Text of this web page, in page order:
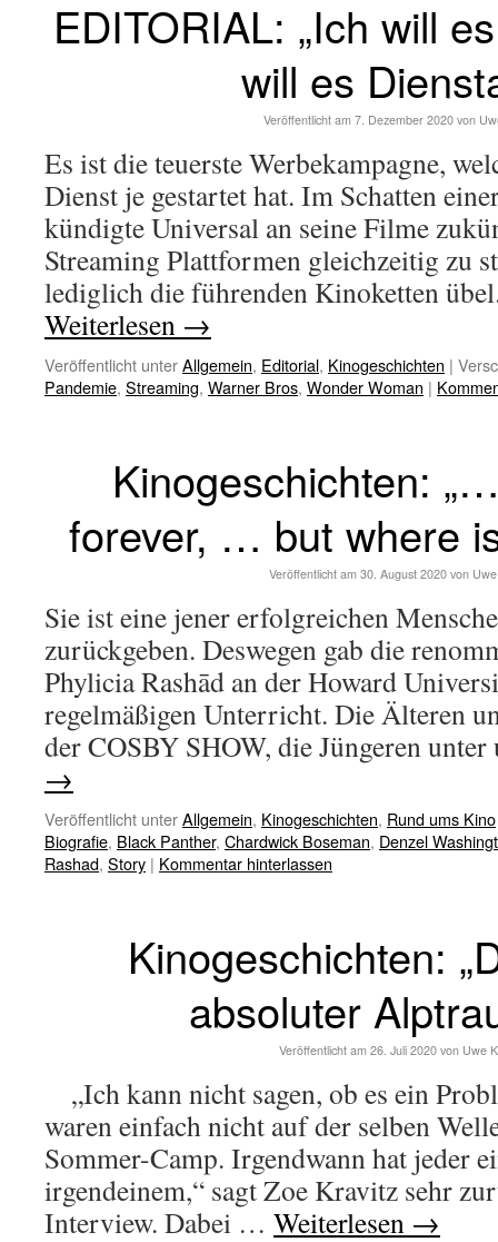
EDITORIAL: „Ich will
will es
Veröffentlicht am 7. Dezember 2020 von
Es ist die teuerste Werbekampagne,
Dienst je gestartet hat. Im Schatten
kündigte Universal an seine Filme
Streaming Plattformen gleichzeitig zu
lediglich die führenden Kinoketten
Weiterlesen →
Veröffentlicht unterAllgemein, Editorial, Kinogeschichten |
Pandemie, Streaming, Warner Bros, Wonder Woman |
Kinogeschichten:
forever, … but where
Veröffentlicht am 30. August 2020 von
Sie ist eine jener erfolgreichen
zurückgeben. Deswegen gab die
Phylicia Rashād an der Howard
regelmäßigen Unterricht. Die Älteren
der COSBY SHOW, die Jüngeren
→
Veröffentlicht unterAllgemein, Kinogeschichten, Rund ums Kino
Biografie, Black Panther, Chardwick Boseman, Denzel
Rashad, Story | Kommentar hinterlassen
Kinogeschichten:
absoluter
Veröffentlicht am 26. Juli 2020 von Uwe
„Ich kann nicht sagen, ob es ein
waren einfach nicht auf der selben
Sommer-Camp. Irgendwann hat jeder
irgendeinem,“ sagt Zoe Kravitz sehr
Interview. Dabei … Weiterlesen →